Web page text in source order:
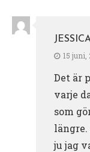
15 juni,
Det är
varje
som
längre.
ju jag